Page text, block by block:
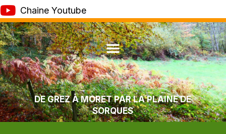
Chaine Youtube
DE GREZ À MORET PAR LA PLAINE DE
SORQUES